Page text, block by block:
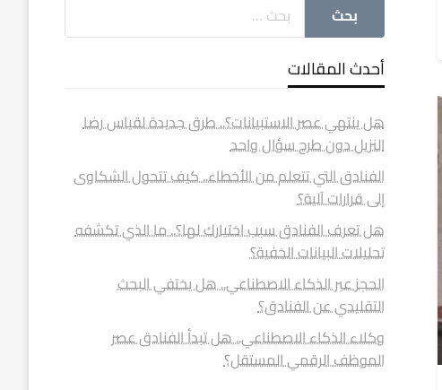
أحدث المقالات
هل ينتهي عصر الاستبيانات؟.. طرق جديدة لقياس رضا
النزيل دون طرح سؤال واحد
الفنادق التي تتعلم من الأخطاء.. كيف تتحول الشكاوى
إلى قرارات آلية؟
هل تعرف الفنادق سبب اختيارك لها؟.. ما الذي تكشفه
تحليلات البيانات الخفية؟
الحجز عبر الذكاء الاصطناعي.. هل يختفي البحث
التقليدي عن الفنادق؟
وكلاء الذكاء الاصطناعي.. هل تبدأ الفنادق عصر
الموظف الرقمي المستقل؟